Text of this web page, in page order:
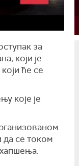
за
који је
ће се
које је
да се током